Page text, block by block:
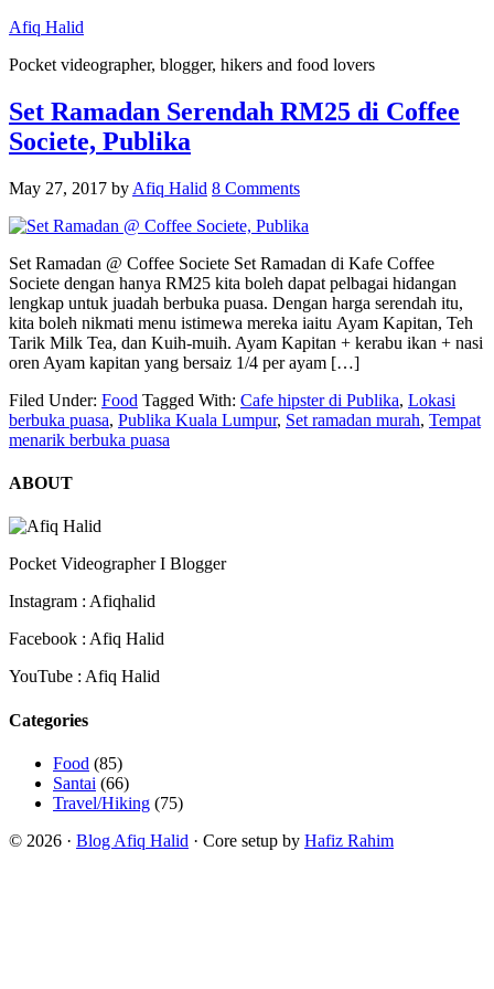
Afiq Halid
Pocket videographer, blogger, hikers and food lovers
Set Ramadan Serendah RM25 di Coffee
Societe, Publika
May 27, 2017 by Afiq Halid 8 Comments
Set Ramadan @ Coffee Societe Set Ramadan di Kafe Coffee
Societe dengan hanya RM25 kita boleh dapat pelbagai hidangan
lengkap untuk juadah berbuka puasa. Dengan harga serendah itu,
kita boleh nikmati menu istimewa mereka iaitu Ayam Kapitan, Teh
Tarik Milk Tea, dan Kuih-muih. Ayam Kapitan + kerabu ikan + nasi
oren Ayam kapitan yang bersaiz 1/4 per ayam […]
Filed Under: Food Tagged With: Cafe hipster di Publika, Lokasi
berbuka puasa, Publika Kuala Lumpur, Set ramadan murah, Tempat
menarik berbuka puasa
ABOUT
Pocket Videographer I Blogger
Instagram : Afiqhalid
Facebook : Afiq Halid
YouTube : Afiq Halid
Categories
Food (85)
Santai (66)
Travel/Hiking (75)
© 2026 · Blog Afiq Halid · Core setup by Hafiz Rahim